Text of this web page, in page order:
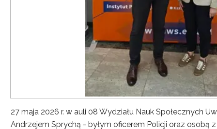
27 maja 2026 r. w auli 08 Wydziału Nauk Społecznych
Andrzejem Sprychą - byłym oficerem Policji oraz osobą